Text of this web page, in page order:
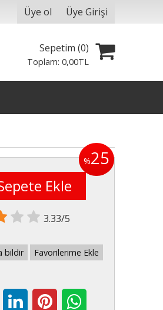
Üye ol Üye Girişi
Sepetim (0)
Toplam:0,00TL
%25
Ekle
3.33/5
bildir Favorilerime Ekle